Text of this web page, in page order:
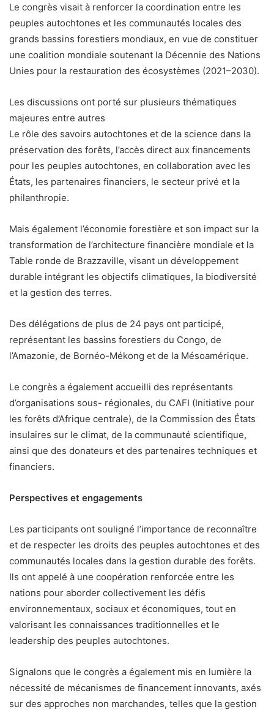
Le congrès visait à renforcer la coordination entre les
peuples autochtones et les communautés locales des
grands bassins forestiers mondiaux, en vue de constituer
une coalition mondiale soutenant la Décennie des Nations
Unies pour la restauration des écosystèmes (2021–2030).
Les discussions ont porté sur plusieurs thématiques
majeures entre autres
Le rôle des savoirs autochtones et de la science dans la
préservation des forêts, l’accès direct aux financements
pour les peuples autochtones, en collaboration avec les
États, les partenaires financiers, le secteur privé et la
philanthropie.
Mais également l’économie forestière et son impact sur la
transformation de l’architecture financière mondiale et la
Table ronde de Brazzaville, visant un développement
durable intégrant les objectifs climatiques, la biodiversité
et la gestion des terres.
Des délégations de plus de 24 pays ont participé,
représentant les bassins forestiers du Congo, de
l’Amazonie, de Bornéo-Mékong et de la Mésoamérique.
Le congrès a également accueilli des représentants
d’organisations sous- régionales, du CAFI (Initiative pour
les forêts d’Afrique centrale), de la Commission des États
insulaires sur le climat, de la communauté scientifique,
ainsi que des donateurs et des partenaires techniques et
financiers.
Perspectives et engagements
Les participants ont souligné l’importance de reconnaître
et de respecter les droits des peuples autochtones et des
communautés locales dans la gestion durable des forêts.
Ils ont appelé à une coopération renforcée entre les
nations pour aborder collectivement les défis
environnementaux, sociaux et économiques, tout en
valorisant les connaissances traditionnelles et le
leadership des peuples autochtones.
Signalons que le congrès a également mis en lumière la
nécessité de mécanismes de financement innovants, axés
sur des approches non marchandes, telles que la gestion